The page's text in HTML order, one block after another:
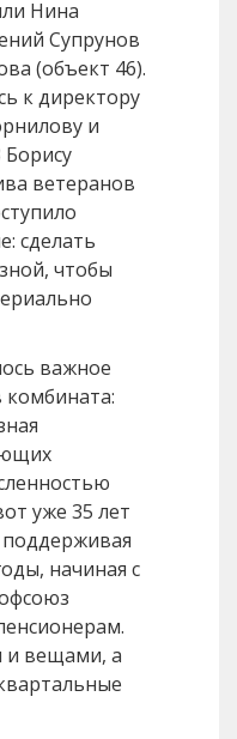
Нина
Супрунов
(объект 46).
к директору
и
ветеранов
сделать
чтобы
важное
комбината:
уже 35 лет
начиная с
и вещами, а